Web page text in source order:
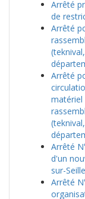
Arrêté
de
Arrêté
Arrêté
matériel
Arrêté
d'un
sur-Seille
Arrêté